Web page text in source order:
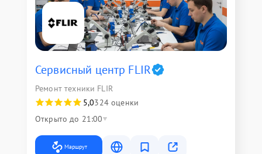
Сервисный центр FLIR
Ремонт техники FLIR
5,0324 оценки
Открыто до 21:00
Маршрут